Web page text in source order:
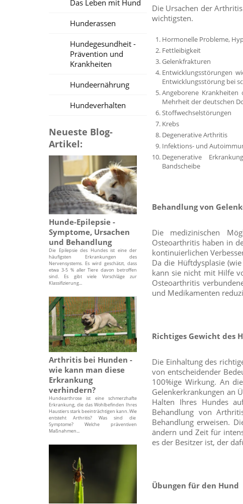
Das Leben mit Hund
Hunderassen
Hundegesundheit -
Prävention und
Krankheiten
Hundeernährung
Hundeverhalten
Neueste Blog-
Artikel:
Hunde-Epilepsie -
Symptome, Ursachen
und Behandlung
Die Epilepsie des Hundes ist eine der
häufigsten Erkrankungen des
Nervensystems. Es wird geschätzt, dass
etwa 3-5 % aller Tiere davon betroffen
sind. Es gibt viele Vorschläge zur
Klassifizierung...
Arthritis bei Hunden -
wie kann man diese
Erkrankung
verhindern?
Hundearthrose ist eine schmerzhafte
Erkrankung, die das Wohlbefinden Ihres
Haustiers stark beeinträchtigen kann. Wie
entsteht Arthritis? Was sind die
Symptome? Welche präventiven
Maßnahmen...
Die Ursachen der
wichtigsten.
Hormonelle Probleme,
Fettleibigkeit
Gelenkfrakturen
Entwicklungsstörungen
Entwicklungsstörung bei
Angeborene Krankheiten
Mehrheit der deutschen
Stoffwechselstörungen
Krebs
Degenerative Arthritis
Infektions- und
Degenerative
Bandscheibe
Behandlung von
Die medizinischen
Osteoarthritis haben in
kontinuierlichen
Da die Hüftdysplasie
kann sie nicht mit Hilfe
Osteoarthritis
und Medikamenten
Richtiges Gewicht des
Die Einhaltung des
von entscheidender
100%ige Wirkung. An
Gelenkerkrankungen an
Halten Ihres Hundes
Behandlung von
Behandlung erweisen.
ändern und Zeit für
es der Besitzer ist, der
Übungen für den Hund